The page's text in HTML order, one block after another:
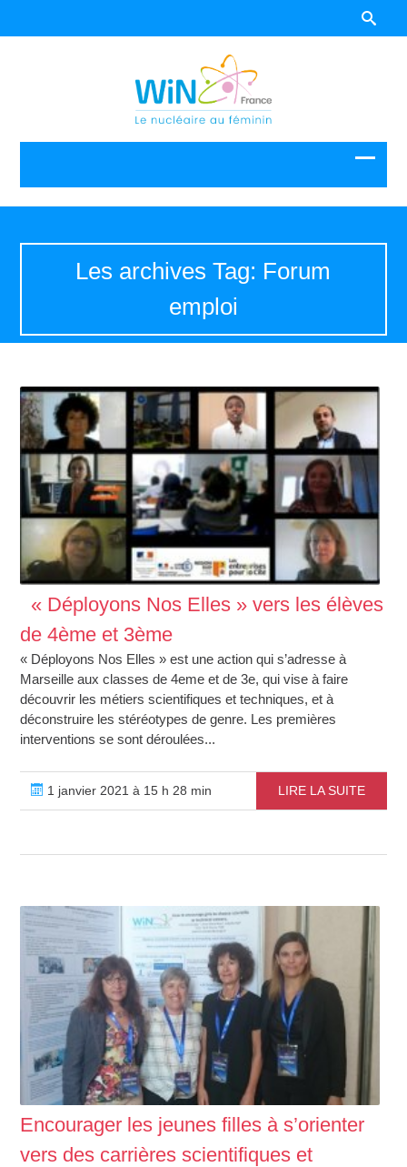
Les archives Tag: Forum
emploi
« Déployons Nos Elles » vers les élèves
de 4ème et 3ème
« Déployons Nos Elles » est une action qui s’adresse à
Marseille aux classes de 4eme et de 3e, qui vise à faire
découvrir les métiers scientifiques et techniques, et à
déconstruire les stéréotypes de genre. Les premières
interventions se sont déroulées...
1 janvier 2021 à 15 h 28 min LIRE LA SUITE
Encourager les jeunes filles à s’orienter
vers des carrières scientifiques et